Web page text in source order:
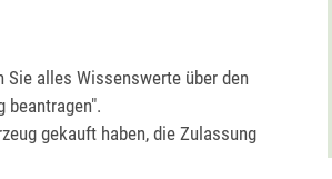
Sie alles Wissenswerte über den
beantragen".
gekauft haben, die Zulassung